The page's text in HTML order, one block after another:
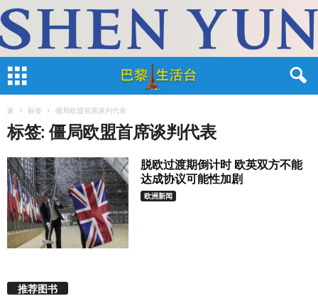
家 标签 僵局欧盟首席谈判代表
标签: 僵局欧盟首席谈判代表
脱欧过渡期倒计时 欧英双方不能
达成协议可能性加剧
欧洲新闻
推荐图书